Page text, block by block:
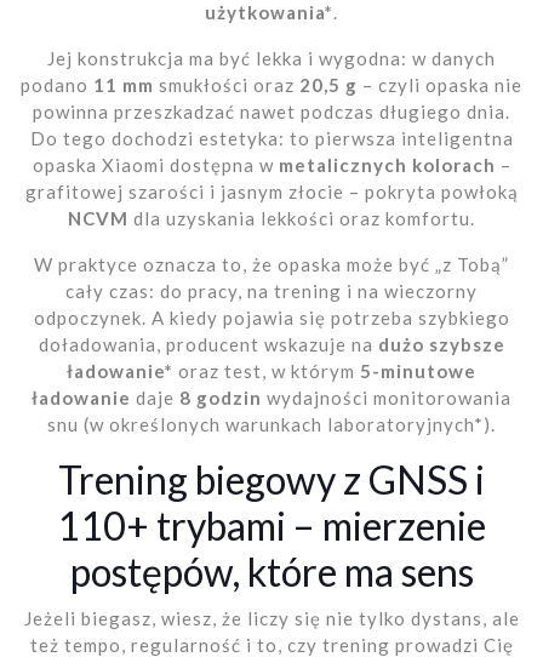
użytkowania*.
Jej konstrukcja ma być lekka i wygodna: w danych
podano 11 mm smukłości oraz 20,5 g – czyli opaska nie
powinna przeszkadzać nawet podczas długiego dnia.
Do tego dochodzi estetyka: to pierwsza inteligentna
opaska Xiaomi dostępna w metalicznych kolorach –
grafitowej szarości i jasnym złocie – pokryta powłoką
NCVM dla uzyskania lekkości oraz komfortu.
W praktyce oznacza to, że opaska może być „z Tobą”
cały czas: do pracy, na trening i na wieczorny
odpoczynek. A kiedy pojawia się potrzeba szybkiego
doładowania, producent wskazuje na dużo szybsze
ładowanie* oraz test, w którym 5-minutowe
ładowanie daje 8 godzin wydajności monitorowania
snu (w określonych warunkach laboratoryjnych*).
Trening biegowy z GNSS i
110+ trybami – mierzenie
postępów, które ma sens
Jeżeli biegasz, wiesz, że liczy się nie tylko dystans, ale
też tempo, regularność i to, czy trening prowadzi Cię